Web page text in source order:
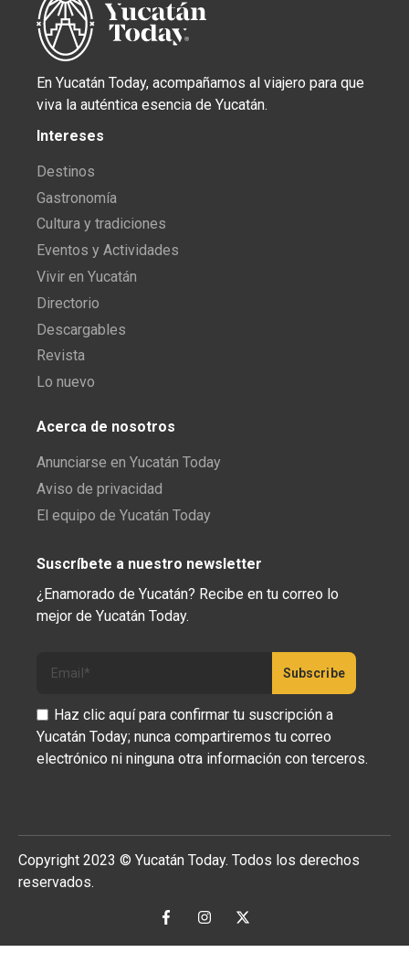
En Yucatán Today, acompañamos al viajero para que
viva la auténtica esencia de Yucatán.
Intereses
Destinos
Gastronomía
Cultura y tradiciones
Eventos y Actividades
Vivir en Yucatán
Directorio
Descargables
Revista
Lo nuevo
Acerca de nosotros
Anunciarse en Yucatán Today
Aviso de privacidad
El equipo de Yucatán Today
Suscríbete a nuestro newsletter
¿Enamorado de Yucatán? Recibe en tu correo lo
mejor de Yucatán Today.
Haz clic aquí para confirmar tu suscripción a
Yucatán Today; nunca compartiremos tu correo
electrónico ni ninguna otra información con terceros.
Copyright 2023 © Yucatán Today. Todos los derechos
reservados.